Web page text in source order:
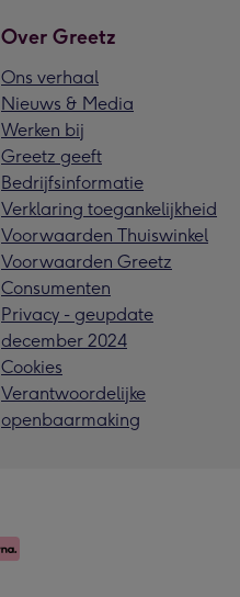
Over Greetz
Ons verhaal
Nieuws & Media
Werken bij
Greetz geeft
Bedrijfsinformatie
Verklaring toegankelijkheid
Voorwaarden Thuiswinkel
Voorwaarden Greetz
Consumenten
Privacy - geupdate
december 2024
Cookies
Verantwoordelijke
openbaarmaking